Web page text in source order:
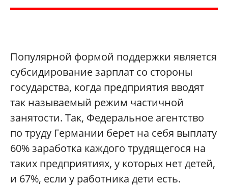
Популярной формой поддержки является
субсидирование зарплат со стороны
государства, когда предприятия вводят
так называемый режим частичной
занятости. Так, Федеральное агентство
по труду Германии берет на себя выплату
60% заработка каждого трудящегося на
таких предприятиях, у которых нет детей,
и 67%, если у работника дети есть.